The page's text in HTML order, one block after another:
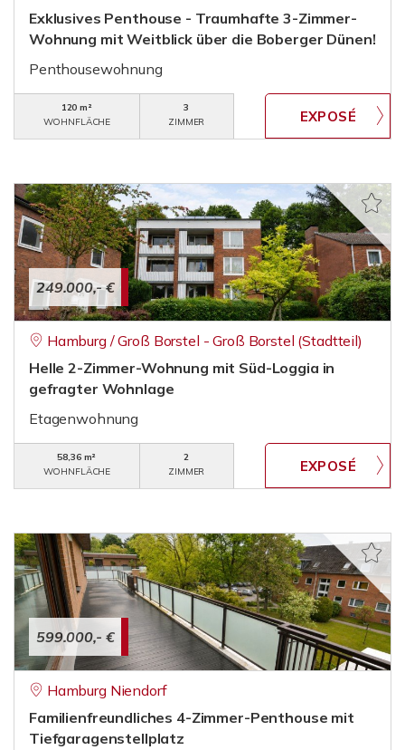
Exklusives Penthouse - Traumhafte 3-Zimmer-
Wohnung mit Weitblick über die Boberger Dünen!
Penthousewohnung
120 m²
WOHNFLÄCHE
3
ZIMMER
249.000,- €
Hamburg / Groß Borstel - Groß Borstel (Stadtteil)
Helle 2-Zimmer-Wohnung mit Süd-Loggia in
gefragter Wohnlage
Etagenwohnung
58,36 m²
WOHNFLÄCHE
2
ZIMMER
599.000,- €
Hamburg Niendorf
Familienfreundliches 4-Zimmer-Penthouse mit
Tiefgaragenstellplatz